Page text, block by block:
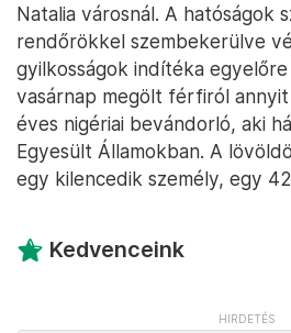
Natalia városnál. A hatóságok
rendőrökkel szembekerülve
gyilkosságok indítéka
vasárnap megölt férfiról
éves nigériai bevándorló, aki
Egyesült Államokban. A
egy kilencedik személy, egy
Kedvenceink